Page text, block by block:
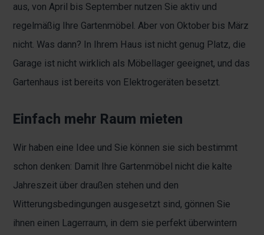
aus, von April bis September nutzen Sie aktiv und
regelmäßig Ihre Gartenmöbel. Aber von Oktober bis März
nicht. Was dann? In Ihrem Haus ist nicht genug Platz, die
Garage ist nicht wirklich als Möbellager geeignet, und das
Gartenhaus ist bereits von Elektrogeräten besetzt.
Einfach mehr Raum mieten
Wir haben eine Idee und Sie können sie sich bestimmt
schon denken: Damit Ihre Gartenmöbel nicht die kalte
Jahreszeit über draußen stehen und den
Witterungsbedingungen ausgesetzt sind, gönnen Sie
ihnen einen Lagerraum, in dem sie perfekt überwintern